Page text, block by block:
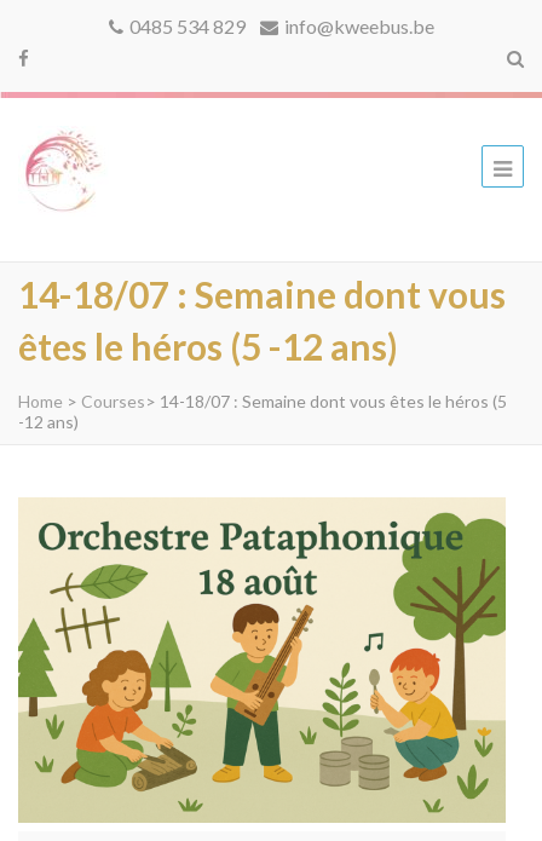
0485 534 829 info@kweebus.be
14-18/07 : Semaine dont vous
êtes le héros (5 -12 ans)
Home > Courses> 14-18/07 : Semaine dont vous êtes le héros (5
-12 ans)